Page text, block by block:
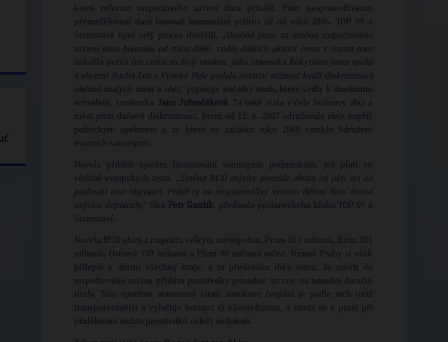
které reforma rozpočtového určení daní přináší. Proti nespravedlivému
přerozdělování daní bojovali komunální politici už od roku 2006. TOP 09 a
Starostové nyní celý proces dovršili. „ Osobně jsem za změnu rozpočtového
určení daní bojovala od roku 2006, vedle dalších aktivit jsem v tomto roce
založila petici Iniciativa za živý venkov, jako starostka Rokytnice jsem spolu
s obcemi Suchá Loz a Vysoké Pole podala ústavní stížnost kvůli diskriminaci
občanů malých měst a obcí,“ popisuje počátky snah, které vedly k dnešnímu
schválení, senátorka Jana Juřenčáková. Ta také stála v čele Smlouvy obcí a
měst proti daňové diskriminaci, která od 12. 6. 2007 sdružovala obce napříč
politickým spektrem a ze které na začátku roku 2008 vzniklo Sdružení
místních samospráv.
Novela přiblíží systém financování samospráv podmínkám, jež platí ve
většině evropských zemí. „Změna RUD nejvíce pomůže obcím od pěti set do
padesáti tisíc obyvatel. Právě ty na nespravedlivý systém dělení daní dosud
nejvíce doplácely ,“ říká Petr Gazdík, předseda poslaneckého klubu TOP 09 a
Starostové.
Novela RUD ubírá z rozpočtu velkým metropolím, Praze 653 milionů, Brnu 204
milionů, Ostravě 159 milionů a Plzni 90 milionů ročně. Kromě Prahy si však
přilepší v úhrnu všechny kraje, a to především díky tomu, že návrh do
rozpočtového určení přidává prostředky původně určené na národní dotační
tituly. Toto opatření starostové vítají, nárokové čerpání je podle nich totiž
transparentnější a vylučuje korupci či klientelizmus, s nimiž se v praxi při
přidělování těchto prostředků někdy setkávali.